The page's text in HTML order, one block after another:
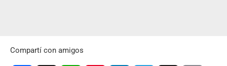
Compartí con amigos